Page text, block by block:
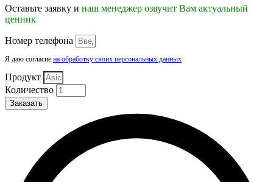
Оставьте заявку и наш менеджер озвучит Вам актуальный
ценник
Номер телефона
Я даю согласие на обработку своих персональных данных
Продукт
Количество
Заказать